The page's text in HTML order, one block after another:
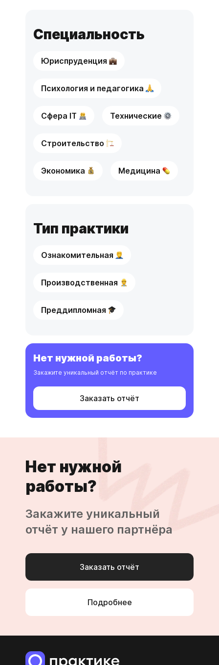
Специальность
Юриспруденция
Психология и педагогика
Сфера IT Технические
Строительство
Экономика Медицина
Тип практики
Ознакомительная
Производственная
Преддипломная
Нет нужной работы?
Закажите уникальный отчёт по практике
Заказать отчёт
Нет нужной
работы?
Закажите уникальный
отчёт у нашего партнёра
Заказать отчёт
Подробнее